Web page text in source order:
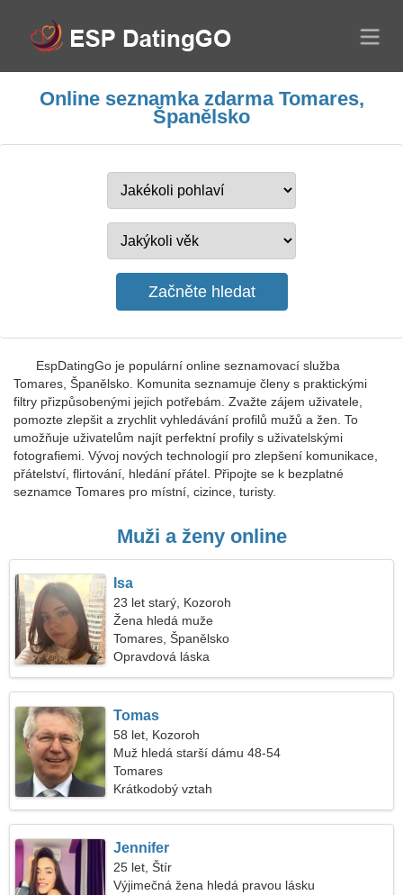
Online seznamka zdarma Tomares,
Španělsko
EspDatingGo je populární online seznamovací služba
Tomares, Španělsko. Komunita seznamuje členy s praktickými
filtry přizpůsobenými jejich potřebám. Zvažte zájem uživatele,
pomozte zlepšit a zrychlit vyhledávání profilů mužů a žen. To
umožňuje uživatelům najít perfektní profily s uživatelskými
fotografiemi. Vývoj nových technologií pro zlepšení komunikace,
přátelství, flirtování, hledání přátel. Připojte se k bezplatné
seznamce Tomares pro místní, cizince, turisty.
Muži a ženy online
Isa
23 let starý, Kozoroh
Žena hledá muže
Tomares, Španělsko
Opravdová láska
Tomas
58 let, Kozoroh
Muž hledá starší dámu 48-54
Tomares
Krátkodobý vztah
Jennifer
25 let, Štír
Výjimečná žena hledá pravou lásku